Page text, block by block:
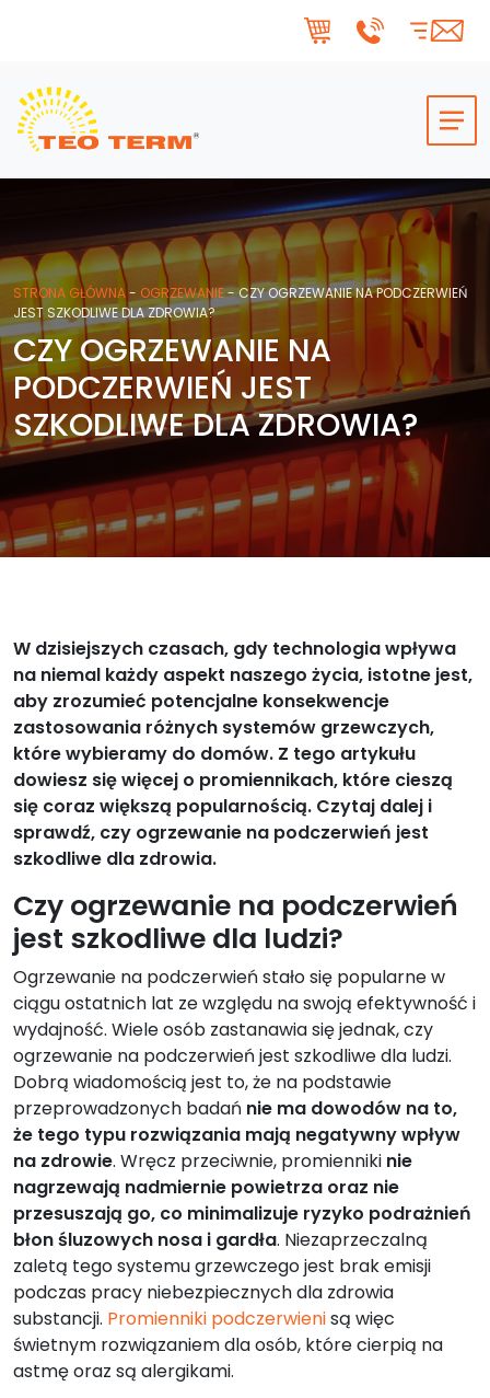
STRONA GŁÓWNA- OGRZEWANIE-CZY OGRZEWANIE NA PODCZERWIEŃ
JEST SZKODLIWE DLA ZDROWIA?
CZY OGRZEWANIE NA
PODCZERWIEŃ JEST
SZKODLIWE DLA ZDROWIA?
W dzisiejszych czasach, gdy technologia wpływa
na niemal każdy aspekt naszego życia, istotne jest,
aby zrozumieć potencjalne konsekwencje
zastosowania różnych systemów grzewczych,
które wybieramy do domów. Z tego artykułu
dowiesz się więcej o promiennikach, które cieszą
się coraz większą popularnością. Czytaj dalej i
sprawdź, czy ogrzewanie na podczerwień jest
szkodliwe dla zdrowia.
Czy ogrzewanie na podczerwień
jest szkodliwe dla ludzi?
Ogrzewanie na podczerwień stało się popularne w
ciągu ostatnich lat ze względu na swoją efektywność i
wydajność. Wiele osób zastanawia się jednak, czy
ogrzewanie na podczerwień jest szkodliwe dla ludzi.
Dobrą wiadomością jest to, że na podstawie
przeprowadzonych badań nie ma dowodów na to,
że tego typu rozwiązania mają negatywny wpływ
na zdrowie. Wręcz przeciwnie, promienniki nie
nagrzewają nadmiernie powietrza oraz nie
przesuszają go, co minimalizuje ryzyko podrażnień
błon śluzowych nosa i gardła. Niezaprzeczalną
zaletą tego systemu grzewczego jest brak emisji
podczas pracy niebezpiecznych dla zdrowia
substancji. Promienniki podczerwienisą więc
świetnym rozwiązaniem dla osób, które cierpią na
astmę oraz są alergikami.